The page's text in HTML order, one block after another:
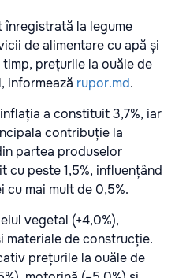
înregistrată la legume
de alimentare cu apă și
timp, prețurile la ouăle de
informează rupor.md.
a constituit 3,7%, iar
contribuție la
partea produselor
cu peste 1,5%, influențând
mai mult de 0,5%.
vegetal (+4,0%),
materiale de construcție.
prețurile la ouăle de